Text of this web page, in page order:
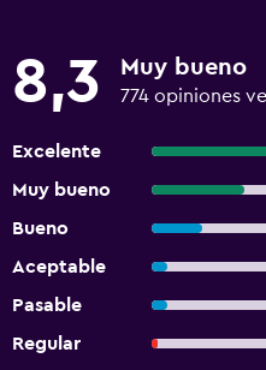
8,3 Muy bueno
774 opiniones
Excelente
Muy bueno
Bueno
Aceptable
Pasable
Regular